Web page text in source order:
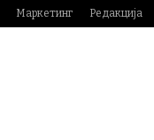
Маркетинг Редакција